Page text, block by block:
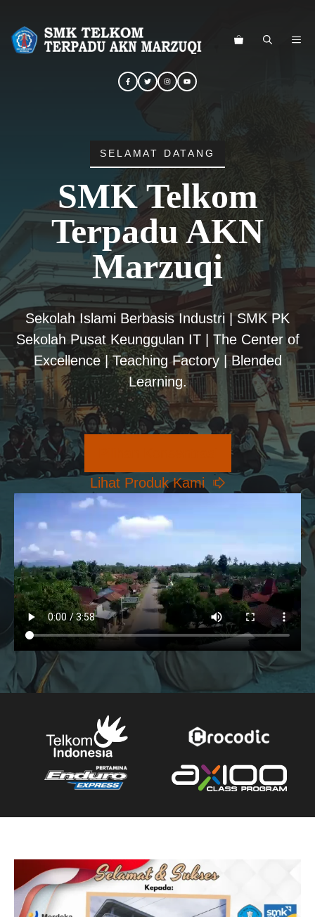
SELAMAT DATANG
SMK Telkom
Terpadu AKN
Marzuqi
Sekolah Islami Berbasis Industri | SMK PK
Sekolah Pusat Keunggulan IT | The Center of
Excellence | Teaching Factory | Blended
Learning.
Lihat Produk Kami